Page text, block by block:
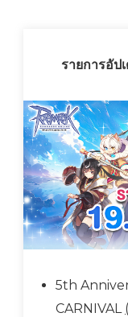
รายการอัป
5th
CARNIVAL